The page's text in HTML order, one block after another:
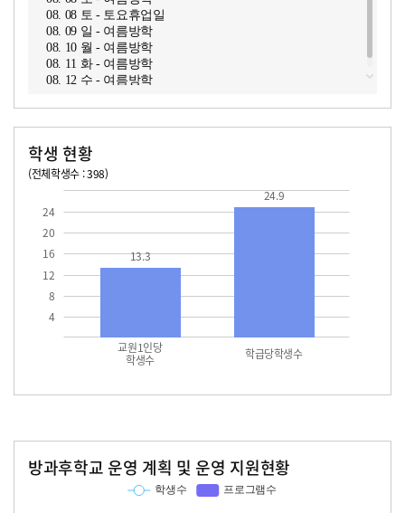
08. 08 토 - 토요휴업일
08. 09 일 - 여름방학
08. 10 월 - 여름방학
08. 11 화 - 여름방학
08. 12 수 - 여름방학
학생 현황
(전체학생수 : 398)
4
8
12
16
20
24
교원1인당
학생수 학급당학생수
13.3
24.9
방과후학교 운영 계획 및 운영 지원현황